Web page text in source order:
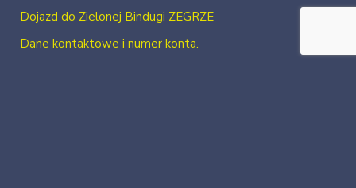
Dojazd do Zielonej Bindugi ZEGRZE
Dane kontaktowe i numer konta.